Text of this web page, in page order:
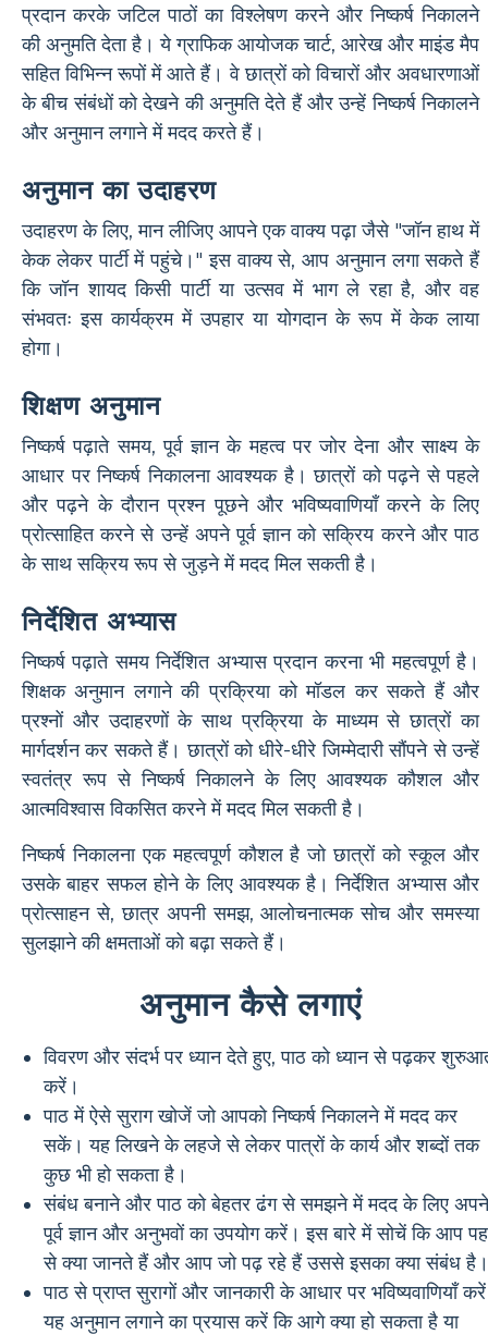
प्रदान करके जटिल पाठों का विश्लेषण करने और निष्कर्ष निकालने
की अनुमति देता है। ये ग्राफिक आयोजक चार्ट, आरेख और माइंड मैप
सहित विभिन्न रूपों में आते हैं। वे छात्रों को विचारों और अवधारणाओं
के बीच संबंधों को देखने की अनुमति देते हैं और उन्हें निष्कर्ष निकालने
और अनुमान लगाने में मदद करते हैं।
अनुमान का उदाहरण
उदाहरण के लिए, मान लीजिए आपने एक वाक्य पढ़ा जैसे "जॉन हाथ में
केक लेकर पार्टी में पहुंचे।" इस वाक्य से, आप अनुमान लगा सकते हैं
कि जॉन शायद किसी पार्टी या उत्सव में भाग ले रहा है, और वह
संभवतः इस कार्यक्रम में उपहार या योगदान के रूप में केक लाया
होगा।
शिक्षण अनुमान
निष्कर्ष पढ़ाते समय, पूर्व ज्ञान के महत्व पर जोर देना और साक्ष्य के
आधार पर निष्कर्ष निकालना आवश्यक है। छात्रों को पढ़ने से पहले
और पढ़ने के दौरान प्रश्न पूछने और भविष्यवाणियाँ करने के लिए
प्रोत्साहित करने से उन्हें अपने पूर्व ज्ञान को सक्रिय करने और पाठ
के साथ सक्रिय रूप से जुड़ने में मदद मिल सकती है।
निर्देशित अभ्यास
निष्कर्ष पढ़ाते समय निर्देशित अभ्यास प्रदान करना भी महत्वपूर्ण है।
शिक्षक अनुमान लगाने की प्रक्रिया को मॉडल कर सकते हैं और
प्रश्नों और उदाहरणों के साथ प्रक्रिया के माध्यम से छात्रों का
मार्गदर्शन कर सकते हैं। छात्रों को धीरे-धीरे जिम्मेदारी सौंपने से उन्हें
स्वतंत्र रूप से निष्कर्ष निकालने के लिए आवश्यक कौशल और
आत्मविश्वास विकसित करने में मदद मिल सकती है।
निष्कर्ष निकालना एक महत्वपूर्ण कौशल है जो छात्रों को स्कूल और
उसके बाहर सफल होने के लिए आवश्यक है। निर्देशित अभ्यास और
प्रोत्साहन से, छात्र अपनी समझ, आलोचनात्मक सोच और समस्या
सुलझाने की क्षमताओं को बढ़ा सकते हैं।
अनुमान कैसे लगाएं
विवरण और संदर्भ पर ध्यान देते हुए, पाठ को ध्यान से पढ़कर
करें।
पाठ में ऐसे सुराग खोजें जो आपको निष्कर्ष निकालने में मदद कर
सकें। यह लिखने के लहजे से लेकर पात्रों के कार्य और शब्दों तक
कुछ भी हो सकता है।
संबंध बनाने और पाठ को बेहतर ढंग से समझने में मदद के लिए अपने
पूर्व ज्ञान और अनुभवों का उपयोग करें। इस बारे में सोचें कि आप
से क्या जानते हैं और आप जो पढ़ रहे हैं उससे इसका क्या संबंध है।
पाठ से प्राप्त सुरागों और जानकारी के आधार पर भविष्यवाणियाँ
यह अनुमान लगाने का प्रयास करें कि आगे क्या हो सकता है या